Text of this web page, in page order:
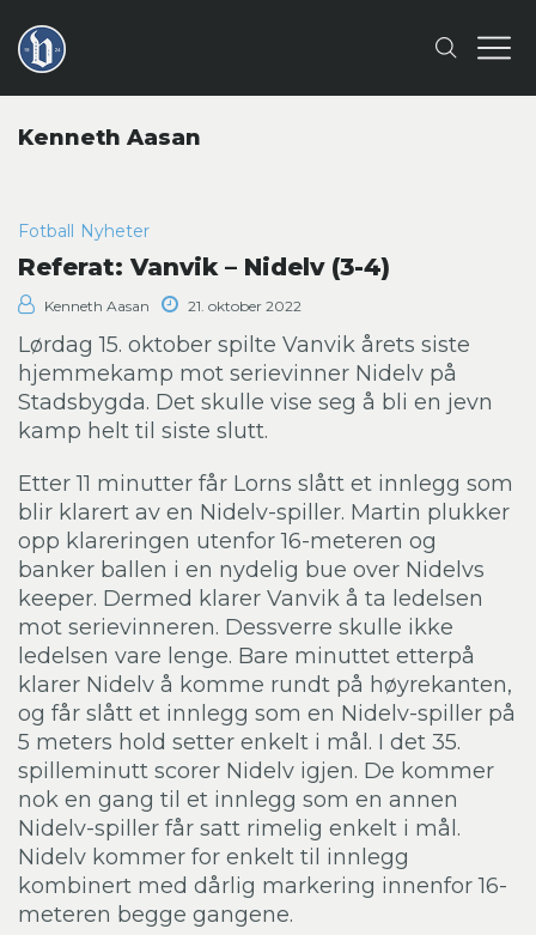
Kenneth Aasan
Fotball Nyheter
Referat: Vanvik – Nidelv (3-4)
Kenneth Aasan 21. oktober 2022
Lørdag 15. oktober spilte Vanvik årets siste
hjemmekamp mot serievinner Nidelv på
Stadsbygda. Det skulle vise seg å bli en jevn
kamp helt til siste slutt.
Etter 11 minutter får Lorns slått et innlegg som
blir klarert av en Nidelv-spiller. Martin plukker
opp klareringen utenfor 16-meteren og
banker ballen i en nydelig bue over Nidelvs
keeper. Dermed klarer Vanvik å ta ledelsen
mot serievinneren. Dessverre skulle ikke
ledelsen vare lenge. Bare minuttet etterpå
klarer Nidelv å komme rundt på høyrekanten,
og får slått et innlegg som en Nidelv-spiller på
5 meters hold setter enkelt i mål. I det 35.
spilleminutt scorer Nidelv igjen. De kommer
nok en gang til et innlegg som en annen
Nidelv-spiller får satt rimelig enkelt i mål.
Nidelv kommer for enkelt til innlegg
kombinert med dårlig markering innenfor 16-
meteren begge gangene.